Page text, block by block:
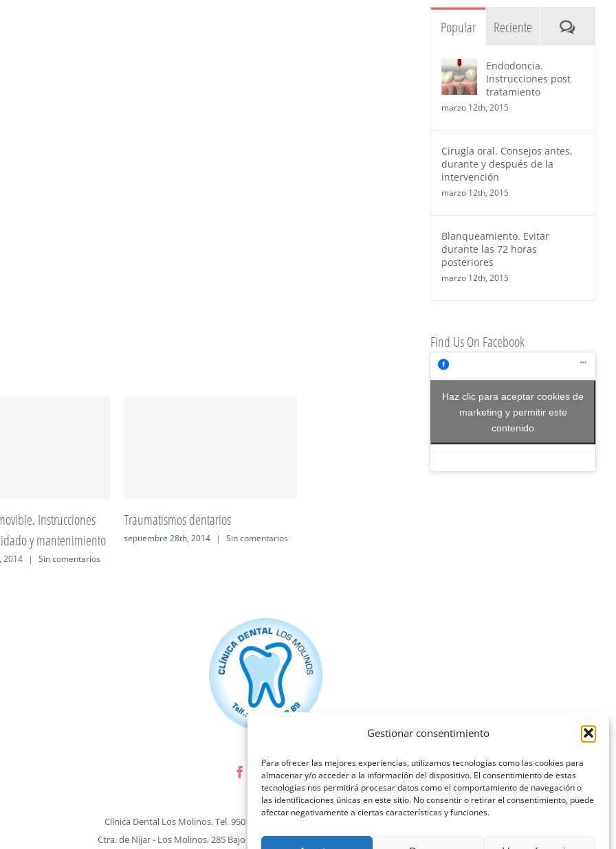
Gestionar consentimiento
Para ofrecer las mejores experiencias, utilizamos tecnologías como las cookies para
almacenar y/o acceder a la información del dispositivo. El consentimiento de estas
tecnologías nos permitirá procesar datos como el comportamiento de navegación o
las identificaciones únicas en este sitio. No consentir o retirar el consentimiento, puede
afectar negativamente a ciertas características y funciones.
Instrucciones
y mantenimiento
2014 | Sin comentarios
Traumatismos dentarios
septiembre 28th, 2014 | Sin comentarios
Popular Reciente
Endodoncia.
Instrucciones post
tratamiento
marzo 12th, 2015
Cirugía oral. Consejos antes,
durante y después de la
intervención
marzo 12th, 2015
Blanqueamiento. Evitar
durante las 72 horas
posteriores
marzo 12th, 2015
Find Us On Facebook
Haz clic para aceptar cookies de
marketing y permitir este
contenido
Clínica Dental Los Molinos. Tel. 950 229 289 • Aviso Legal
Ctra. de Níjar - Los Molinos, 285 Bajo 04009 Almería • Programador web